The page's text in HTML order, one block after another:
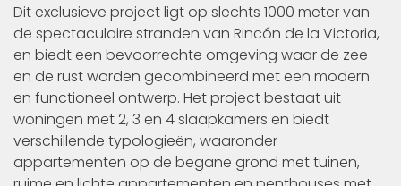
Dit exclusieve project ligt op slechts 1000 meter van
de spectaculaire stranden van Rincón de la Victoria,
en biedt een bevoorrechte omgeving waar de zee
en de rust worden gecombineerd met een modern
en functioneel ontwerp. Het project bestaat uit
woningen met 2, 3 en 4 slaapkamers en biedt
verschillende typologieën, waaronder
appartementen op de begane grond met tuinen,